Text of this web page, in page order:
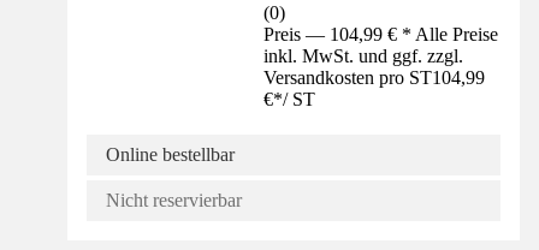
(0)
Preis — 104,99 € * Alle Preise
inkl. MwSt. und ggf. zzgl.
Versandkosten pro ST104,99
€*/ ST
Online bestellbar
Nicht reservierbar